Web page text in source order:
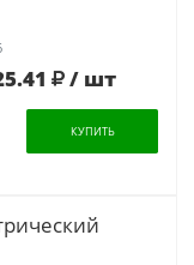
/ шт
КУПИТЬ